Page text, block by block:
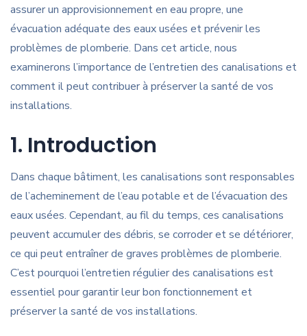
assurer un approvisionnement en eau propre, une
évacuation adéquate des eaux usées et prévenir les
problèmes de plomberie. Dans cet article, nous
examinerons l’importance de l’entretien des canalisations et
comment il peut contribuer à préserver la santé de vos
installations.
1. Introduction
Dans chaque bâtiment, les canalisations sont responsables
de l’acheminement de l’eau potable et de l’évacuation des
eaux usées. Cependant, au fil du temps, ces canalisations
peuvent accumuler des débris, se corroder et se détériorer,
ce qui peut entraîner de graves problèmes de plomberie.
C’est pourquoi l’entretien régulier des canalisations est
essentiel pour garantir leur bon fonctionnement et
préserver la santé de vos installations.